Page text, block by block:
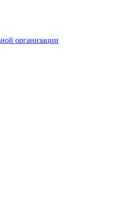
организации